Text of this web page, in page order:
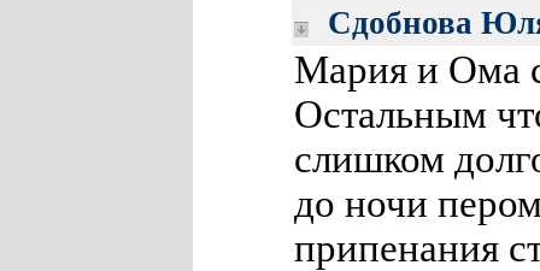
Сдобнова
Мария и Ома
Остальным
слишком
до ночи
припенания